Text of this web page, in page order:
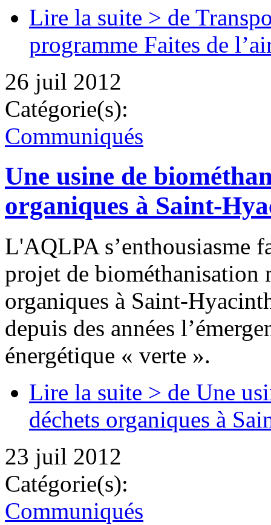
Lire la suite > de
programme Faites de
26 juil 2012
Catégorie(s):
Communiqués
Une usine de
organiques à Saint-
L'AQLPA s’enthousiasme
projet de biométhanisation
organiques à Saint-
depuis des années
énergétique « verte ».
Lire la suite > de Une
déchets organiques à
23 juil 2012
Catégorie(s):
Communiqués